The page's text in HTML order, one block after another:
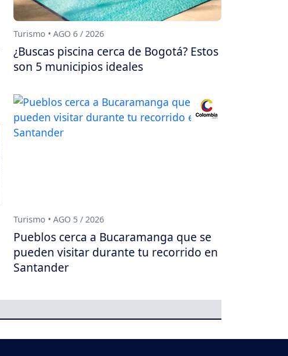
Turismo • AGO 6 / 2026
¿Buscas piscina cerca de Bogotá? Estos
son 5 municipios ideales
Turismo • AGO 5 / 2026
Pueblos cerca a Bucaramanga que se
pueden visitar durante tu recorrido en
Santander